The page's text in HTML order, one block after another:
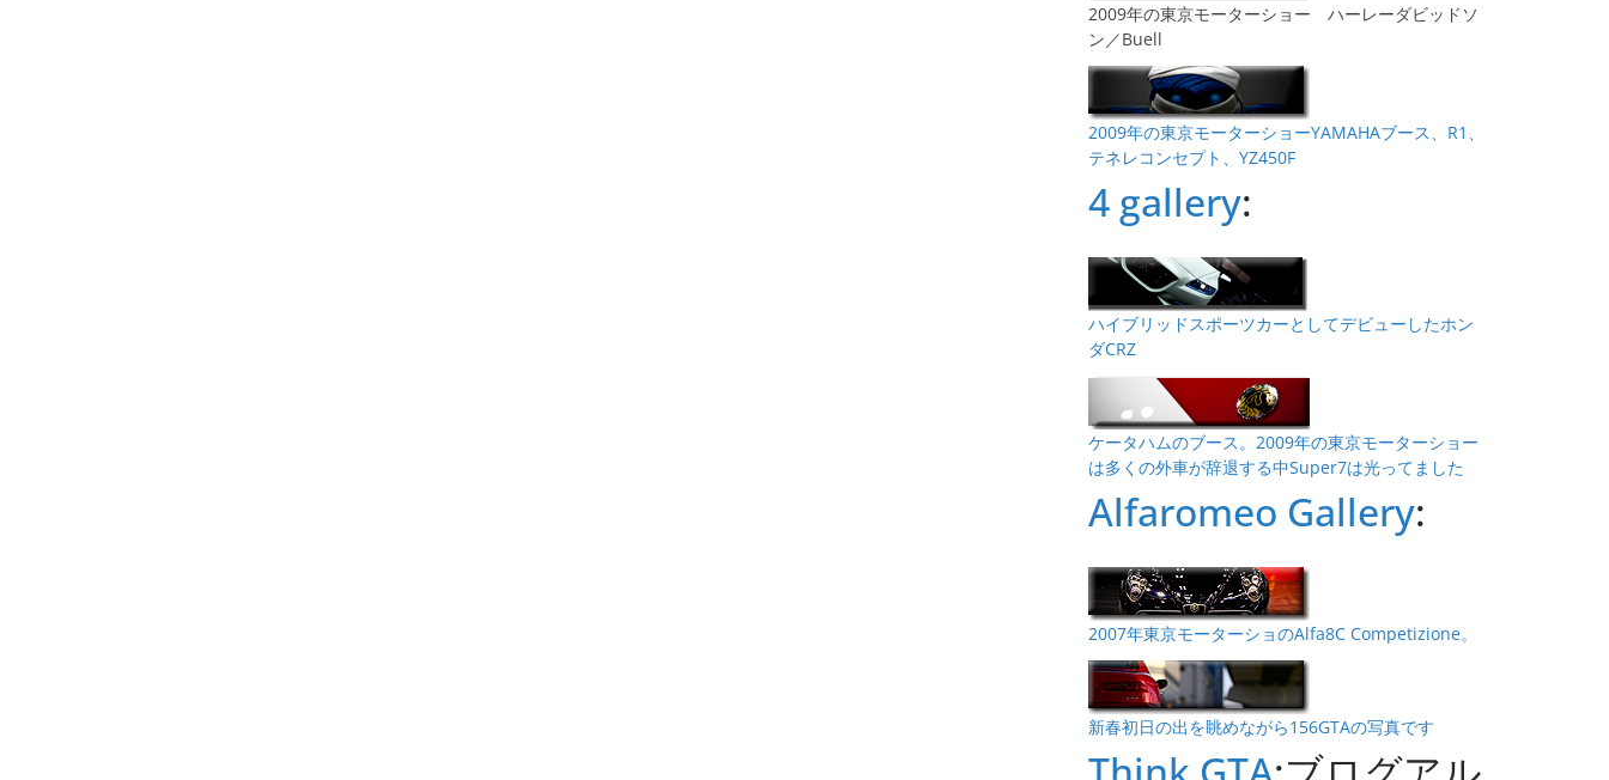
2009年の東京モーターショー ハーレーダビッドソ
ン／Buell
2009年の東京モーターショーYAMAHAブース、R1、
テネレコンセプト、YZ450F
4 gallery:
ハイブリッドスポーツカーとしてデビューしたホン
ダCRZ
ケータハムのブース。2009年の東京モーターショー
は多くの外車が辞退する中Super7は光ってました
Alfaromeo Gallery:
2007年東京モーターショのAlfa8C Competizione。
新春初日の出を眺めながら156GTAの写真です